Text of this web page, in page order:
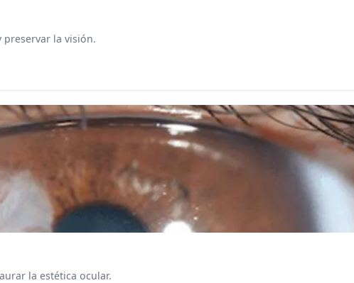
la visión.
la estética ocular.